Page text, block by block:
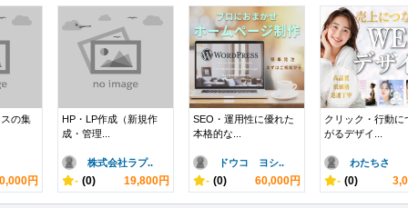
の集
円
HP・LP作成（新規作
成・管理...
株式会社ラプ..
- (0) 19,800円
SEO・運用性に優れた
本格的な...
ドウコ ヨシ..
- (0) 60,000円
クリック・行動に
がるデザイ...
わたちさ
- (0)